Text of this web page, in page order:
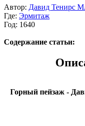
Автор: Давид Тенирс
Где: Эрмитаж
Год: 1640
Содержание статьи:
Горный пейзаж -